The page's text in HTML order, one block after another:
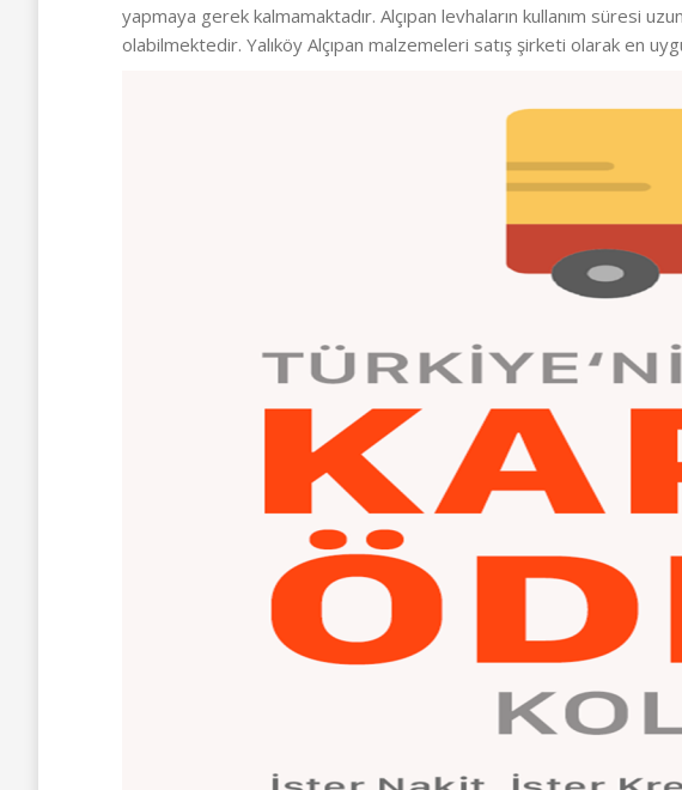
yapmaya gerek kalmamaktadır. Alçıpan levhaların kullanım süresi
olabilmektedir. Yalıköy Alçıpan malzemeleri satış şirketi olarak en